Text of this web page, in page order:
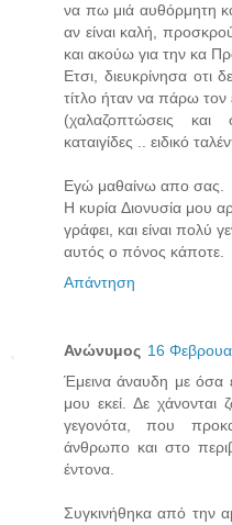
να πω μιά αυθόρμητη
αν είναι καλή,
και ακούω για την κα
Ετσι, διευκρίνησα οτι
τίτλο ήταν να πάρω τον
(χαλαζοπτώσεις και
καταιγίδες .. ειδικό
Εγώ μαθαίνω απο σας.
Η κυρία Διονυσία μου
γράφει, και είναι πολύ
αυτός ο πόνος κάποτε.
Απάντηση
Ανώνυμος 16
Έμεινα άναυδη με όσα
μου εκεί. Δε
γεγονότα, που
άνθρωπο και στο
έντονα.
Συγκινήθηκα από την